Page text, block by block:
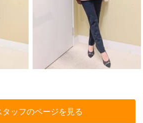
タッフのページを見る